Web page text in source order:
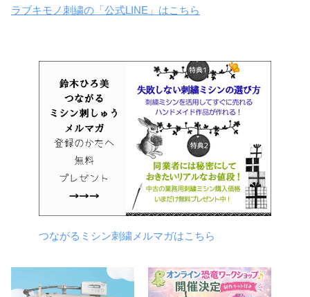
ラブキモノ刺繍の「公式LINE」はこちら
つながるミシン刺繍メルマガはこちら